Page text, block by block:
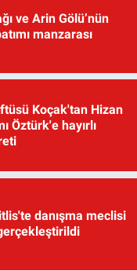
ve Arin Gölü’nün
manzarası
Koçak'tan Hizan
Öztürk'e hayırlı
danışma meclisi